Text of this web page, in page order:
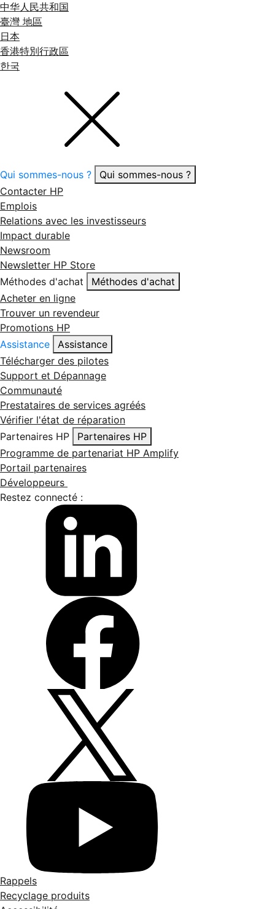
中华人民共和国
臺灣 地區
日本
香港特別行政區
한국
Qui sommes-nous ?
Qui sommes-nous ?
Contacter HP
Emplois
Relations avec les investisseurs
Impact durable
Newsroom
Newsletter HP Store
Méthodes d'achat
Méthodes d'achat
Acheter en ligne
Trouver un revendeur
Promotions HP
Assistance
Assistance
Télécharger des pilotes
Support et Dépannage
Communauté
Prestataires de services agréés
Vérifier l'état de réparation
Partenaires HP
Partenaires HP
Programme de partenariat HP Amplify
Portail partenaires
Développeurs
Restez connecté :
Rappels
Recyclage produits